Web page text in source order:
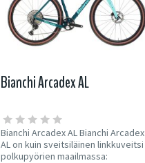
Bianchi Arcadex AL
Bianchi Arcadex AL Bianchi Arcadex
AL on kuin sveitsiläinen linkkuveitsi
polkupyörien maailmassa: